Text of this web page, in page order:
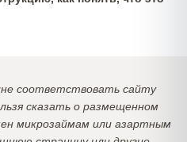
соответствовать сайту
сказать о размещенном
микрозаймам или азартным